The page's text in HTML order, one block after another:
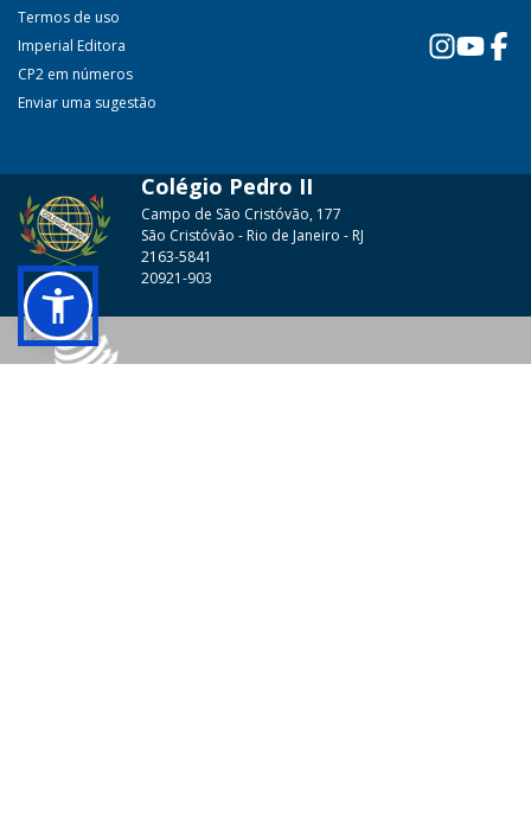
Termos de uso
Imperial Editora
CP2 em números
Enviar uma sugestão
Colégio Pedro II
Campo de São Cristóvão, 177
São Cristóvão - Rio de Janeiro - RJ
2163-5841
20921-903